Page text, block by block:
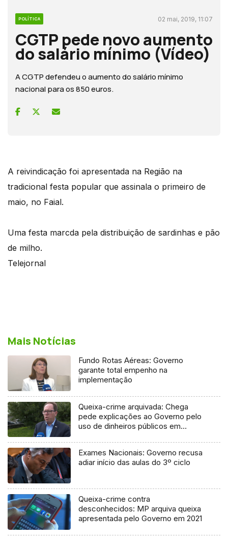
POLÍTICA 02 mai, 2019, 11:07
CGTP pede novo aumento
do salário mínimo (Vídeo)
A CGTP defendeu o aumento do salário mínimo
nacional para os 850 euros.
A reivindicação foi apresentada na Região na
tradicional festa popular que assinala o primeiro de
maio, no Faial.
Uma festa marcda pela distribuição de sardinhas e pão
de milho.
Telejornal
Mais Notícias
Fundo Rotas Aéreas: Governo
garante total empenho na
implementação
Queixa-crime arquivada: Chega
pede explicações ao Governo pelo
uso de dinheiros públicos em
Exames Nacionais: Governo recusa
adiar início das aulas do 3º ciclo
Queixa-crime contra
desconhecidos: MP arquiva queixa
apresentada pelo Governo em 2021